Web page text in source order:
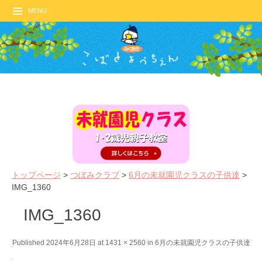
MENU
トップページ > つぼみクラブ > 6月の未就園児クラスの子供達 >
IMG_1360
IMG_1360
Published 2024年6月28日 at 1431 × 2560 in 6月の未就園児クラスの子供達
←
N